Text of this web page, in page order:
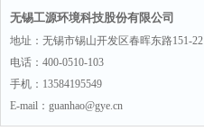
无锡工源环境科技股份有限公司
地址：无锡市锡山开发区春晖东路151-22
电话：400-0510-103
手机：13584195549
E-mail：guanhao@gye.cn